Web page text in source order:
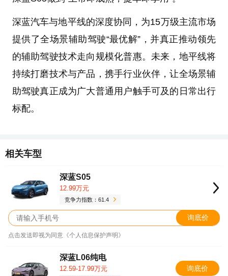
深蓝汽车与地平线的深度协同，为15万级主流市场
提供了全场景辅助驾驶“最优解”，并真正推动领先
的辅助驾驶技术走向规模化普惠。未来，地平线将
持续打磨技术与产品，携手行业伙伴，让全场景辅
助驾驶真正成为广大普通用户触手可及的日常出行
标配。
相关车型
深蓝S05
12.99万元
竞争力指数：61.4
询底价
点击发送即视为同意《个人信息保护声明》
深蓝L06纯电
12.59-17.99万元 询底价